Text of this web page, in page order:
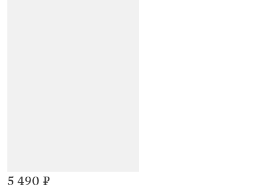
5 490 ₽